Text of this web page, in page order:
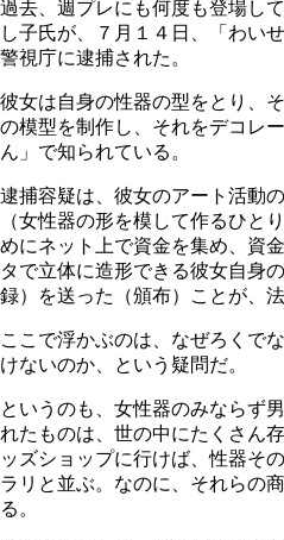
過去、週プレにも何度も登場し
し子氏が、７月１４日、「わい
警視庁に逮捕された。
彼女は自身の性器の型をとり、
の模型を制作し、それをデコレ
ん」で知られている。
逮捕容疑は、彼女のアート活動
（女性器の形を模して作るひと
めにネット上で資金を集め、資
タで立体に造形できる彼女自身
録）を送った（頒布）ことが、
ここで浮かぶのは、なぜろくで
けないのか、という疑問だ。
というのも、女性器のみならず
れたものは、世の中にたくさん
ッズショップに行けば、性器そ
ラリと並ぶ。なのに、それらの
る。